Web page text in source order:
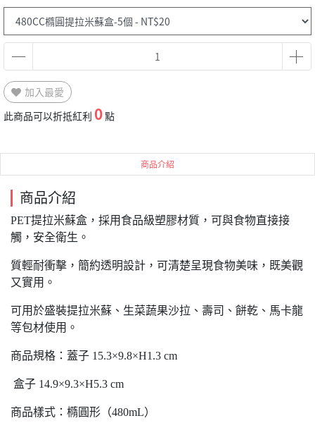
加入最愛
此商品可以折抵紅利 0點
商品介紹
商品介紹
PET提拉米蘇盒，採用食品級塑膠材質，可與食物直接接
觸，安全衛生。
質輕耐衝擊，簡約透明設計，可清楚呈現食物美味，既美觀
又實用。
可用於盛裝提拉米蘇、生菜蔬果沙拉、壽司、餅乾、馬卡龍
等包材使用。
商品規格：蓋子 15.3×9.8×H1.3 cm
盒子 14.9×9.3×H5.3 cm
商品樣式：橢圓形（480mL）